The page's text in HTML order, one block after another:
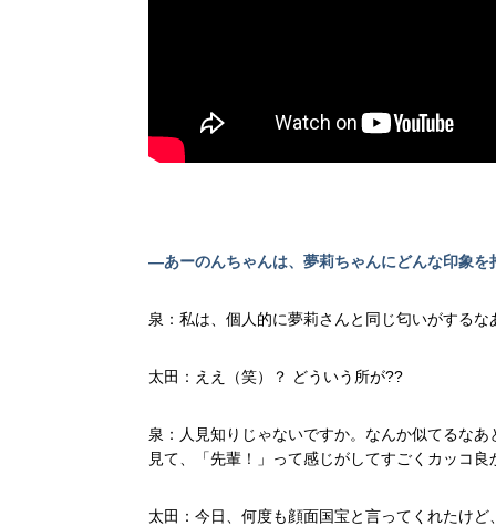
—あーのんちゃんは、夢莉ちゃんにどんな印象を
泉：私は、個人的に夢莉さんと同じ匂いがするな
太田：ええ（笑）？ どういう所が??
泉：人見知りじゃないですか。なんか似てるな
見て、「先輩！」って感じがしてすごくカッコ
太田：今日、何度も顔面国宝と言ってくれたけ